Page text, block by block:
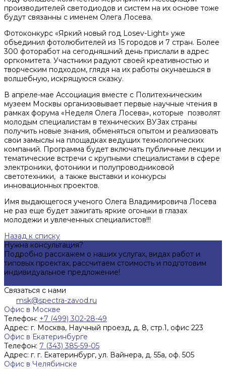
производителей светодиодов и систем на их основе тоже
будут связанны с именем Олега Лосева.
Фотоконкурс «Яркий новый год Losev-Light» уже
объединил фотолюбителей из 15 городов и 7 стран. Более
300 фоторабот на сегодняшний день прислали в адрес
оргкомитета. Участники радуют своей креативностью и
творческим подходом, глядя на их работы окунаешься в
волшебную, искрящуюся сказку.
В апреле-мае Ассоциация вместе с Политехническим
музеем Москвы организовывает первые научные чтения в
рамках форума «Неделя Олега Лосева», которые позволят
молодым специалистам в технических ВУЗах страны
получить новые знания, обменяться опытом и реализовать
свои замыслы на площадках ведущих технологических
компаний. Программа будет включать публичные лекции и
тематические встречи с крупными специалистами в сфере
электроники, фотоники и полупроводниковой
светотехники, а также выставки и конкурсы
инновационных проектов.
Имя выдающегося ученого Олега Владимировича Лосева
не раз еще будет зажигать яркие огоньки в глазах
молодежи и увлеченных специалистов!!!
Назад к списку
Нужна консультация?
Подробно расскажем о наших услугах, видах работ и
типовых проектах, рассчитаем стоимость и подготовим
индивидуальное предложение!
Связаться с нами
msk@spectra-zavod.ru
Офис в Москве
Телефон: +7 (499) 302-28-49
Адрес: г. Москва, Научный проезд, д. 8, стр.1, офис 223
Офис в Екатеринбурге
Телефон: 7 (343) 385-59-05
Адрес: г. г. Екатеринбург, ул. Вайнера, д. 55а, оф. 505
Офис в Челябинске